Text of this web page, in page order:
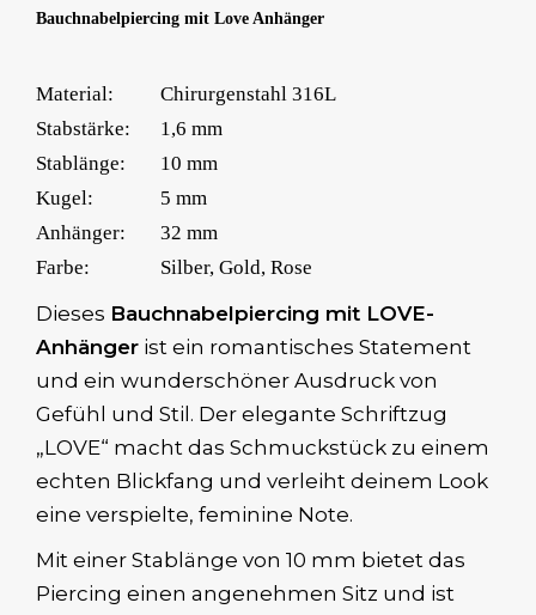
Bauchnabelpiercing mit Love Anhänger
Material:
Chirurgenstahl 316L
Stabstärke:
1,6 mm
Stablänge:
10 mm
Kugel:
5 mm
Anhänger:
32 mm
Farbe:
Silber, Gold, Rose
Dieses Bauchnabelpiercing mit LOVE-
Anhänger ist ein romantisches Statement
und ein wunderschöner Ausdruck von
Gefühl und Stil. Der elegante Schriftzug
„LOVE“ macht das Schmuckstück zu einem
echten Blickfang und verleiht deinem Look
eine verspielte, feminine Note.
Mit einer Stablänge von 10 mm bietet das
Piercing einen angenehmen Sitz und ist